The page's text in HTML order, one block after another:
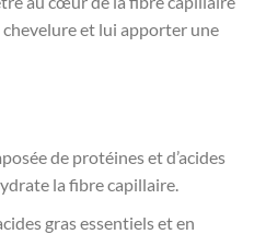
et lui apporter une
de protéines et d’acides
la fibre capillaire.
gras essentiels et en